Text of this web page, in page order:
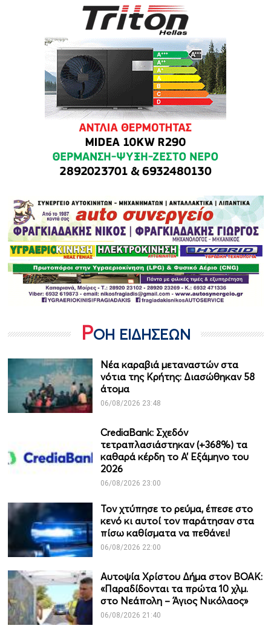
ΡΟΗ ΕΙΔΗΣΕΩΝ
Νέα καραβιά μεταναστών στα
νότια της Κρήτης: Διασώθηκαν 58
άτομα
06/08/2026 23:48
CrediaBank: Σχεδόν
τετραπλασιάστηκαν (+368%) τα
καθαρά κέρδη το Α’ Εξάμηνο του
2026
06/08/2026 23:00
Τον χτύπησε το ρεύμα, έπεσε στο
κενό κι αυτοί τον παράτησαν στα
πίσω καθίσματα να πεθάνει!
06/08/2026 22:00
Αυτοψία Χρίστου Δήμα στον ΒΟΑΚ:
«Παραδίδονται τα πρώτα 10 χλμ.
στο Νεάπολη – Άγιος Νικόλαος»
06/08/2026 21:40